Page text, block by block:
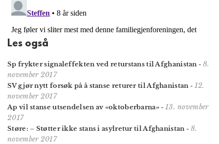
Les også
Sp frykter signaleffekten ved returstans til Afghanistan- 8.
november 2017
SV gjør nytt forsøk på å stanse returer til Afghanistan- 12.
november 2017
Ap vil stanse utsendelsen av «oktoberbarna»- 13. november
2017
Støre: – Støtter ikke stans i asylretur til Afghanistan- 8.
november 2017